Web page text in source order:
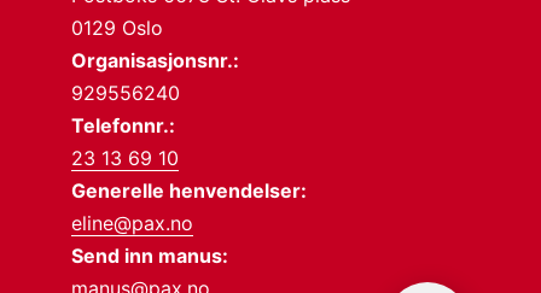
0129 Oslo
Organisasjonsnr.:
929556240
Telefonnr.:
23 13 69 10
Generelle henvendelser:
eline@pax.no
Send inn manus:
manus@pax.no